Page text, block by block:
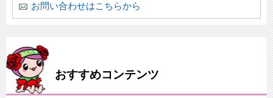
お問い合わせはこちらから
おすすめコンテンツ